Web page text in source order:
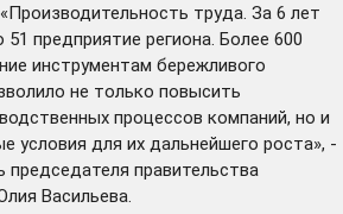
труда. За 6 лет
51 предприятие региона. Более 600
инструментам бережливого
не только повысить
процессов компаний, но и
условия для их дальнейшего роста», -
правительства
Васильева.